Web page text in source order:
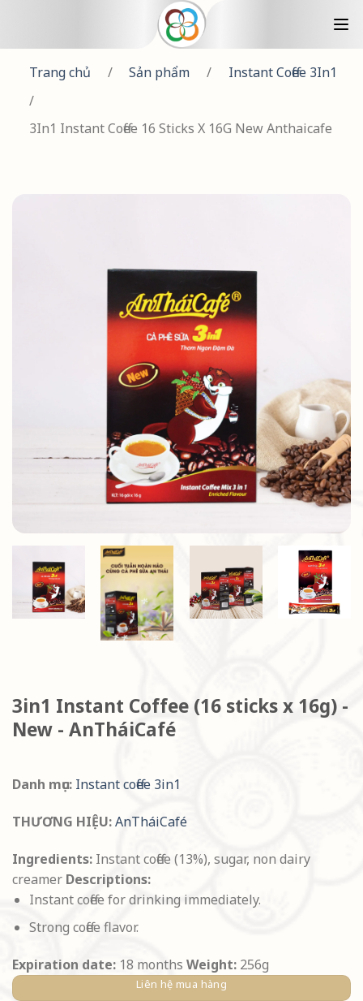
Trang chủ / Sản phẩm /
Instant Coffee 3In1
/
3In1 Instant Coffee 16 Sticks X 16G New Anthaicafe
3in1 Instant Coffee (16 sticks x 16g) -
New - AnTháiCafé
Danh mục: Instant coffee 3in1
THƯƠNG HIỆU:AnTháiCafé
Ingredients: Instant coffee (13%), sugar, non dairy
creamer Descriptions:
Instant coffee for drinking immediately.
Strong coffee flavor.
Expiration date: 18 months Weight: 256g
Liên hệ mua hàng